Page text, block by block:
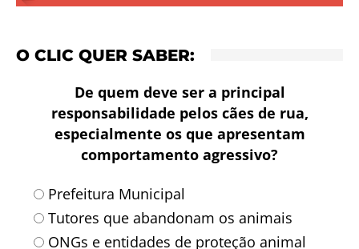
O CLIC QUER SABER:
De quem deve ser a principal
responsabilidade pelos cães de rua,
especialmente os que apresentam
comportamento agressivo?
Prefeitura Municipal
Tutores que abandonam os animais
ONGs e entidades de proteção animal